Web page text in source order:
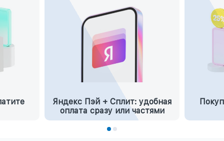
Яндекс Пэй + Сплит: удобная
оплата сразу или частями